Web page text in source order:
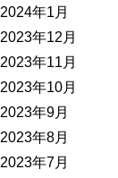
2024年1月
2023年12月
2023年11月
2023年10月
2023年9月
2023年8月
2023年7月